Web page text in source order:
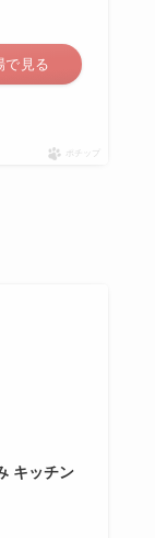
で見る
ポチップ
キッチン